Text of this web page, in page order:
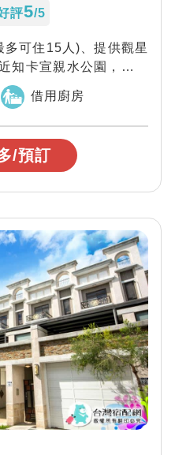
評5/5
可住15人)、提供觀星
知卡宣親水公園，希望
安靜、...
借用廚房
/預訂